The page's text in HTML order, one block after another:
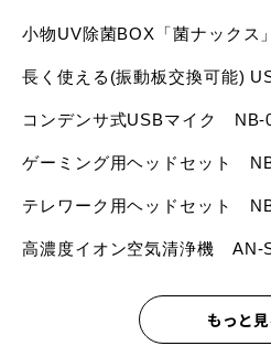
小物UV除菌BOX「菌ナック
長く使える(振動板交換可能)
コンデンサ式USBマイク NB-
ゲーミング用ヘッドセット
テレワーク用ヘッドセット
高濃度イオン空気清浄機 AN-
もっと